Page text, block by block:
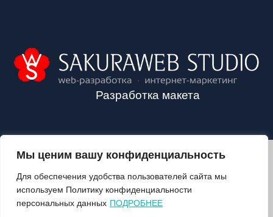
Мы ценим вашу конфиденциальность
Для обеспечения удобства пользователей сайта мы
используем Политику конфиденциальности
персональных данных ПОДРОБНЕЕ
Разработка макета
2024©VALOZHIN.BY - НОВОСТИ ВОЛОЖИНСКОГО РАЙОНА
О ГАЗЕТЕ